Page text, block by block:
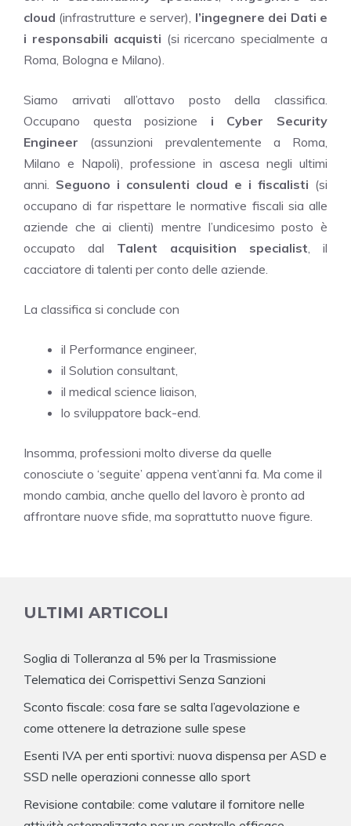
cloud (infrastrutture e server), l’ingegnere dei Dati e
i responsabili acquisti (si ricercano specialmente a
Roma, Bologna e Milano).
Siamo arrivati all’ottavo posto della classifica.
Occupano questa posizione i Cyber Security
Engineer (assunzioni prevalentemente a Roma,
Milano e Napoli), professione in ascesa negli ultimi
anni. Seguono i consulenti cloud e i fiscalisti (si
occupano di far rispettare le normative fiscali sia alle
aziende che ai clienti) mentre l’undicesimo posto è
occupato dal Talent acquisition specialist , il
cacciatore di talenti per conto delle aziende.
La classifica si conclude con
il Performance engineer,
il Solution consultant,
il medical science liaison,
lo sviluppatore back-end.
Insomma, professioni molto diverse da quelle
conosciute o ‘seguite’ appena vent’anni fa. Ma come il
mondo cambia, anche quello del lavoro è pronto ad
affrontare nuove sfide, ma soprattutto nuove figure.
ULTIMI ARTICOLI
Soglia di Tolleranza al 5% per la Trasmissione
Telematica dei Corrispettivi Senza Sanzioni
Sconto fiscale: cosa fare se salta l’agevolazione e
come ottenere la detrazione sulle spese
Esenti IVA per enti sportivi: nuova dispensa per ASD e
SSD nelle operazioni connesse allo sport
Revisione contabile: come valutare il fornitore nelle